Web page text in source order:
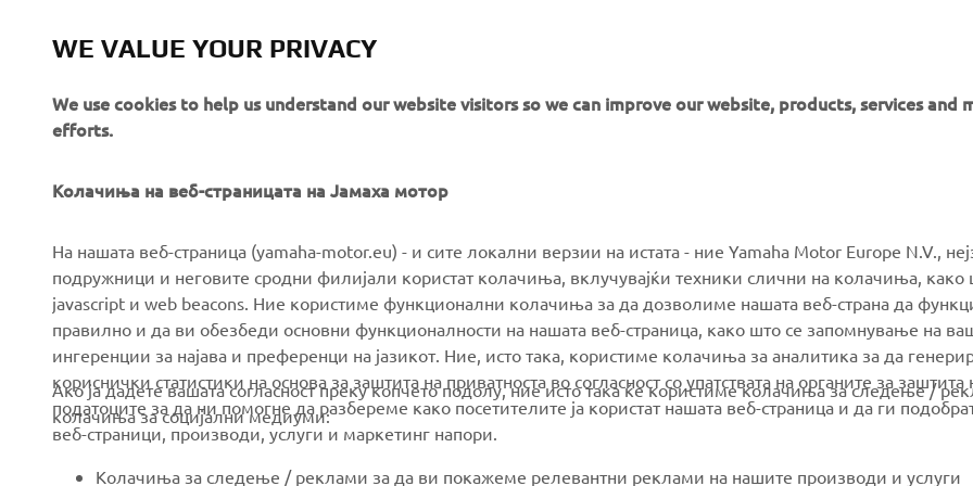
CORPORATE
About us
News
Events
Press
FOR BUSINESS
eBike systems
Authorities & Police
Golfcourses
First responders
MORE YAMAHA
MyYamaha
Yamaha Racing
Yamaha Motor Global
SUPPORT
Parts Catalogue
Book Maintenance
Dealer locator
Management of Waste
WE VALUE YOUR PRIVACY
We use cookies to help us understand our website visitors so we can improve our website, products, services and
efforts.
Колачиња на веб-страницата на Јамаха мотор
На нашата веб-страница (yamaha-motor.eu) - и сите локални верзии на истата - ние Yamaha Motor Europe N.V.,
подружници и неговите сродни филијали користат колачиња, вклучувајќи техники слични на колачиња, како
javascript и web beacons. Ние користиме функционални колачиња за да дозволиме нашата веб-страна да
правилно и да ви обезбеди основни функционалности на нашата веб-страница, како што се запомнување на
ингеренции за најава и преференци на јазикот. Ние, исто така, користиме колачиња за аналитика за да
кориснички статистики на основа за заштита на приватноста во согласност со упатствата на органите за заштита
податоците за да ни помогне да разбереме како посетителите ја користат нашата веб-страница и да ги
веб-страници, производи, услуги и маркетинг напори.
Ако ја дадете вашата согласност преку копчето подолу, ние исто така ќе користиме колачиња за следење /
колачиња за социјални медиуми:
Колачиња за следење / реклами за да ви покажеме релевантни реклами на нашите производи и услуги